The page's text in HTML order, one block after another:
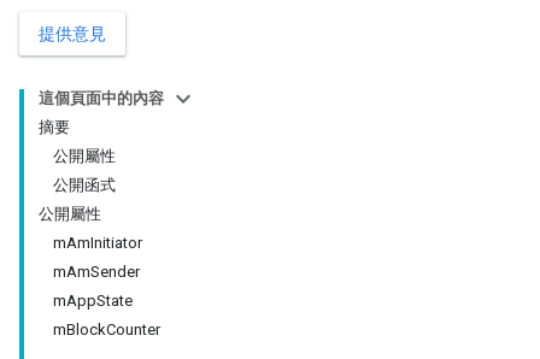
提供意見
這個頁面中的內容
摘要
公開屬性
公開函式
公開屬性
mAmInitiator
mAmSender
mAppState
mBlockCounter